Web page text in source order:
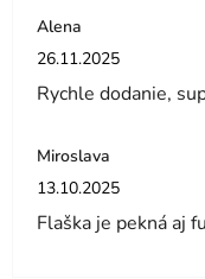
Alena
Hodnotenie obchodu je
26.11.2025
Rychle dodanie,
Miroslava
Hodnotenie obchodu
13.10.2025
Flaška je pekná aj